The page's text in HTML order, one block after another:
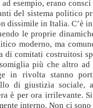
esempio, erano
del sistema politico
dissimile in Italia. C’è
le proprie
moderno, ma
di comitati costruitosi
più che altro ad
in rivolta stanno
di giustizia sociale,
è per ora irrilevante.
interno. Non ci